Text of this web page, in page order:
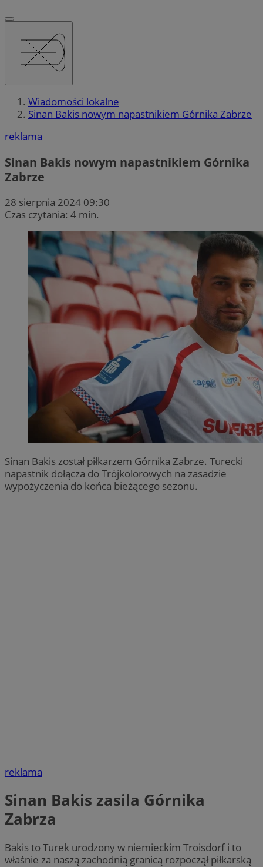
Wiadomości lokalne
Sinan Bakis nowym napastnikiem Górnika Zabrze
reklama
Sinan Bakis nowym napastnikiem Górnika
Zabrze
28 sierpnia 2024 09:30
Czas czytania: 4 min.
Sinan Bakis został piłkarzem Górnika Zabrze. Turecki
napastnik dołącza do Trójkolorowych na zasadzie
wypożyczenia do końca bieżącego sezonu.
reklama
Sinan Bakis zasila Górnika
Zabrza
Bakis to Turek urodzony w niemieckim Troisdorf i to
właśnie za naszą zachodnią granicą rozpoczął piłkarską